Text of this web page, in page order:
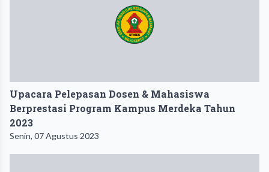
Upacara Pelepasan Dosen & Mahasiswa
Berprestasi Program Kampus Merdeka Tahun
2023
Senin, 07 Agustus 2023